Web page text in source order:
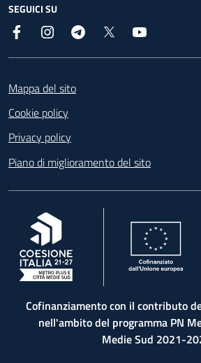
SEGUICI SU
Facebook InstagramTelegram
Mappa del sito
Cookie policy
Privacy policy
Piano di miglioramento del sito
, apre in una nuova scheda
Cofinanziamento con il contributo
nell'ambito del programma PN
Medie Sud 2021-